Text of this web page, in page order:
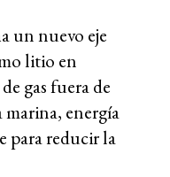
un nuevo eje
litio en
gas fuera de
marina, energía
para reducir la